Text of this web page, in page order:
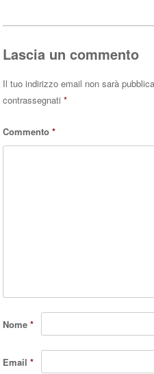
pp
Lascia un commento
Il tuo indirizzo email non sarà
contrassegnati*
Commento*
Nome*
Email*